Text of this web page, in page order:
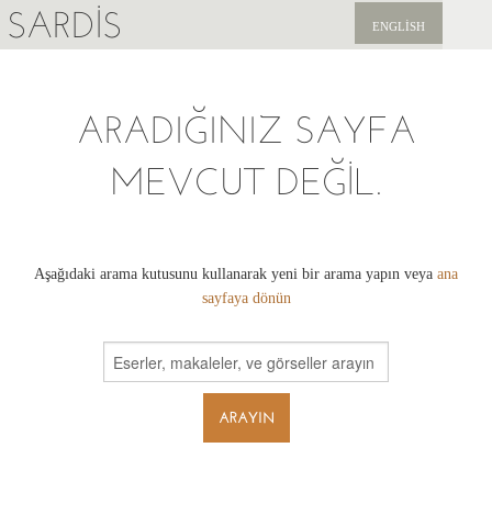
SARDIS ENGLISH
ARADIĞINIZ SAYFA
MEVCUT DEĞIL.
Aşağıdaki arama kutusunu kullanarak yeni bir arama yapın veya ana
sayfaya dönün